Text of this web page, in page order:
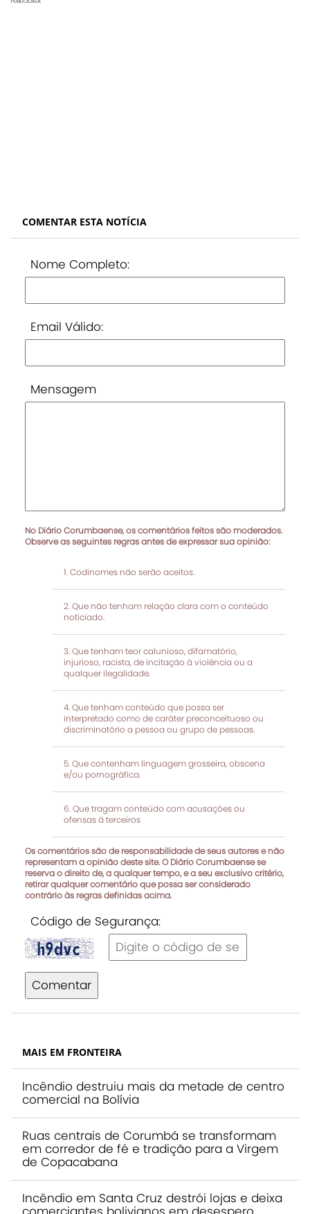
PUBLICIDADE
COMENTAR ESTA NOTÍCIA
Nome Completo:
Email Válido:
Mensagem
No Diário Corumbaense, os comentários feitos são moderados.
Observe as seguintes regras antes de expressar sua opinião:
Codinomes não serão aceitos.
Que não tenham relação clara com o conteúdo
noticiado.
Que tenham teor calunioso, difamatório,
injurioso, racista, de incitação à violência ou a
qualquer ilegalidade.
Que tenham conteúdo que possa ser
interpretado como de caráter preconceituoso ou
discriminatório a pessoa ou grupo de pessoas.
Que contenham linguagem grosseira, obscena
e/ou pornográfica.
Que tragam conteúdo com acusações ou
ofensas à terceiros
Os comentários são de responsabilidade de seus autores e não
representam a opinião deste site. O Diário Corumbaense se
reserva o direito de, a qualquer tempo, e a seu exclusivo critério,
retirar qualquer comentário que possa ser considerado
contrário às regras definidas acima.
Código de Segurança:
Comentar
MAIS EM FRONTEIRA
Incêndio destruiu mais da metade de centro
comercial na Bolívia
Ruas centrais de Corumbá se transformam
em corredor de fé e tradição para a Virgem
de Copacabana
Incêndio em Santa Cruz destrói lojas e deixa